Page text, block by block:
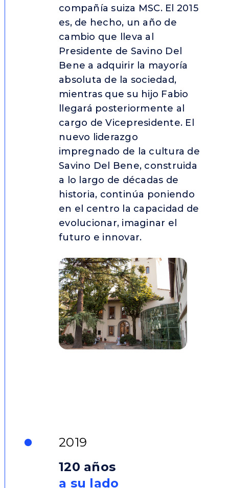
compañía suiza MSC. El 2015
es, de hecho, un año de
cambio que lleva al
Presidente de Savino Del
Bene a adquirir la mayoría
absoluta de la sociedad,
mientras que su hijo Fabio
llegará posteriormente al
cargo de Vicepresidente. El
nuevo liderazgo
impregnado de la cultura de
Savino Del Bene, construida
a lo largo de décadas de
historia, continúa poniendo
en el centro la capacidad de
evolucionar, imaginar el
futuro e innovar.
2019
120 años
a su lado